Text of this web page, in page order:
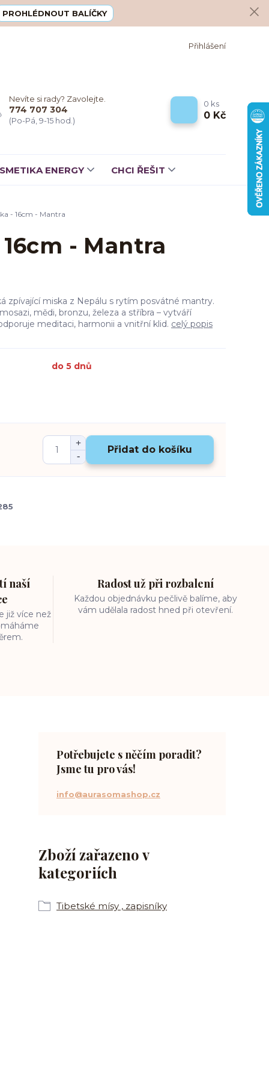
PROHLÉDNOUT BALÍČKY
Přihlášení
Nevíte si rady? Zavolejte.
774 707 304
(Po-Pá, 9-15 hod.)
0 ks
0 Kč
ENERGY CHCI ŘEŠIT
- 16cm - Mantra
- Mantra
zpívající miska z Nepálu s rytím posvátné mantry.
mědi, bronzu, železa a stříbra – vytváří
meditaci, harmonii a vnitřní klid. celý popis
do 5 dnů
Přidat do košíku
naší
již více než
Radost už při rozbalení
Každou objednávku pečlivě balíme, aby
vám udělala radost hned při otevření.
Zboží zařazeno v
kategoriích
Tibetské mísy , zapisníky
Potřebujete s něčím poradit?
Jsme tu pro vás!
info@aurasomashop.cz